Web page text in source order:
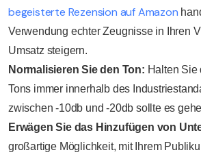
begeisterte Rezension auf Amazon
Verwendung echter Zeugnisse in Ihren
Umsatz steigern.
Normalisieren Sie den Ton: Halten Sie
Tons immer innerhalb des
zwischen -10db und -20db sollte es
Erwägen Sie das Hinzufügen von
großartige Möglichkeit, mit Ihrem